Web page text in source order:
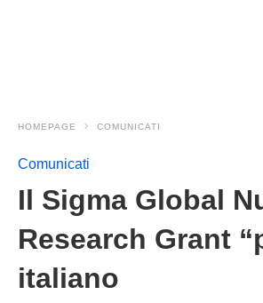
HOMEPAGE COMUNICATI
Comunicati
Il Sigma Global
Research Grant
italiano